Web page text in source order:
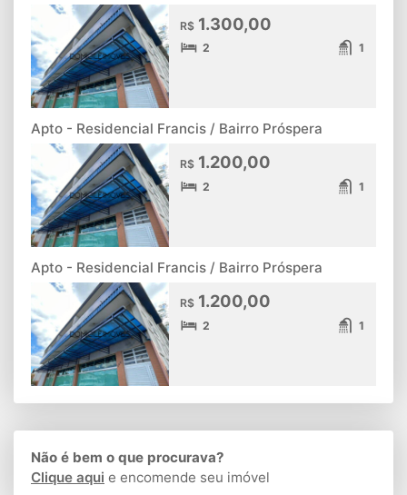
R$ 1.300,00
2 1
Apto - Residencial Francis / Bairro Próspera
R$ 1.200,00
2 1
Apto - Residencial Francis / Bairro Próspera
R$ 1.200,00
2 1
Não é bem o que procurava?
Clique aqui e encomende seu imóvel